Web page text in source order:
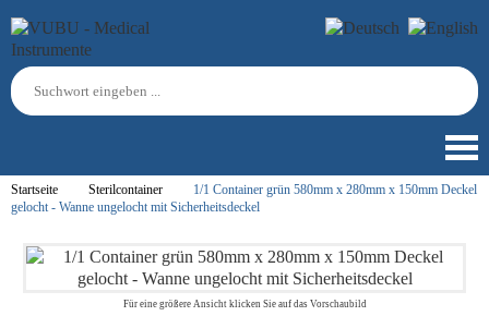
Startseite Sterilcontainer
1/1 Container grün 580mm x 280mm x 150mm Deckel
gelocht - Wanne ungelocht mit Sicherheitsdeckel
Für eine größere Ansicht klicken Sie auf das Vorschaubild